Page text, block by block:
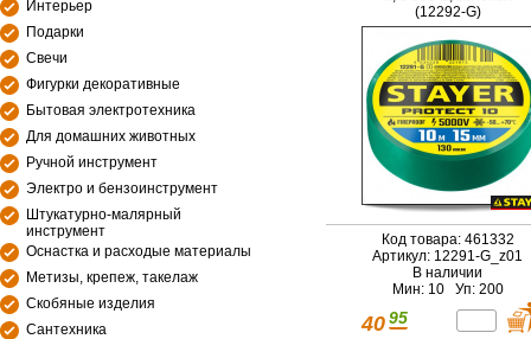
Интерьер
Подарки
Свечи
Фигурки декоративные
Бытовая электротехника
Для домашних животных
Ручной инструмент
Электро и бензоинструмент
Штукатурно-малярный
инструмент
Оснастка и расходые материалы
Метизы, крепеж, такелаж
Скобяные изделия
Сантехника
(12292-G)
Код товара: 461332
Артикул: 12291-G_z01
В наличии
Мин: 10 Уп: 200
40 95